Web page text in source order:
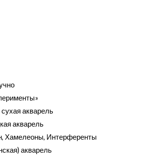
акварель
акварель
Хамелеоны, Интерференты
акварель